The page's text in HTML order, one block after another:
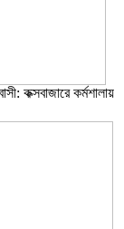
কক্সবাজারে কর্মশালায়